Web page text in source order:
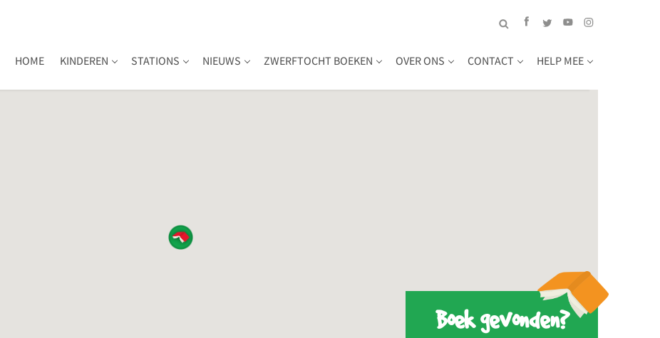
HOME KINDEREN STATIONS NIEUWS ZWERFTOCHT BOEKEN OVER ONS CONTACT HELP MEE
Boek gevonden?